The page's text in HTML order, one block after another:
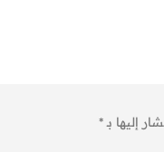
إليها بـ*